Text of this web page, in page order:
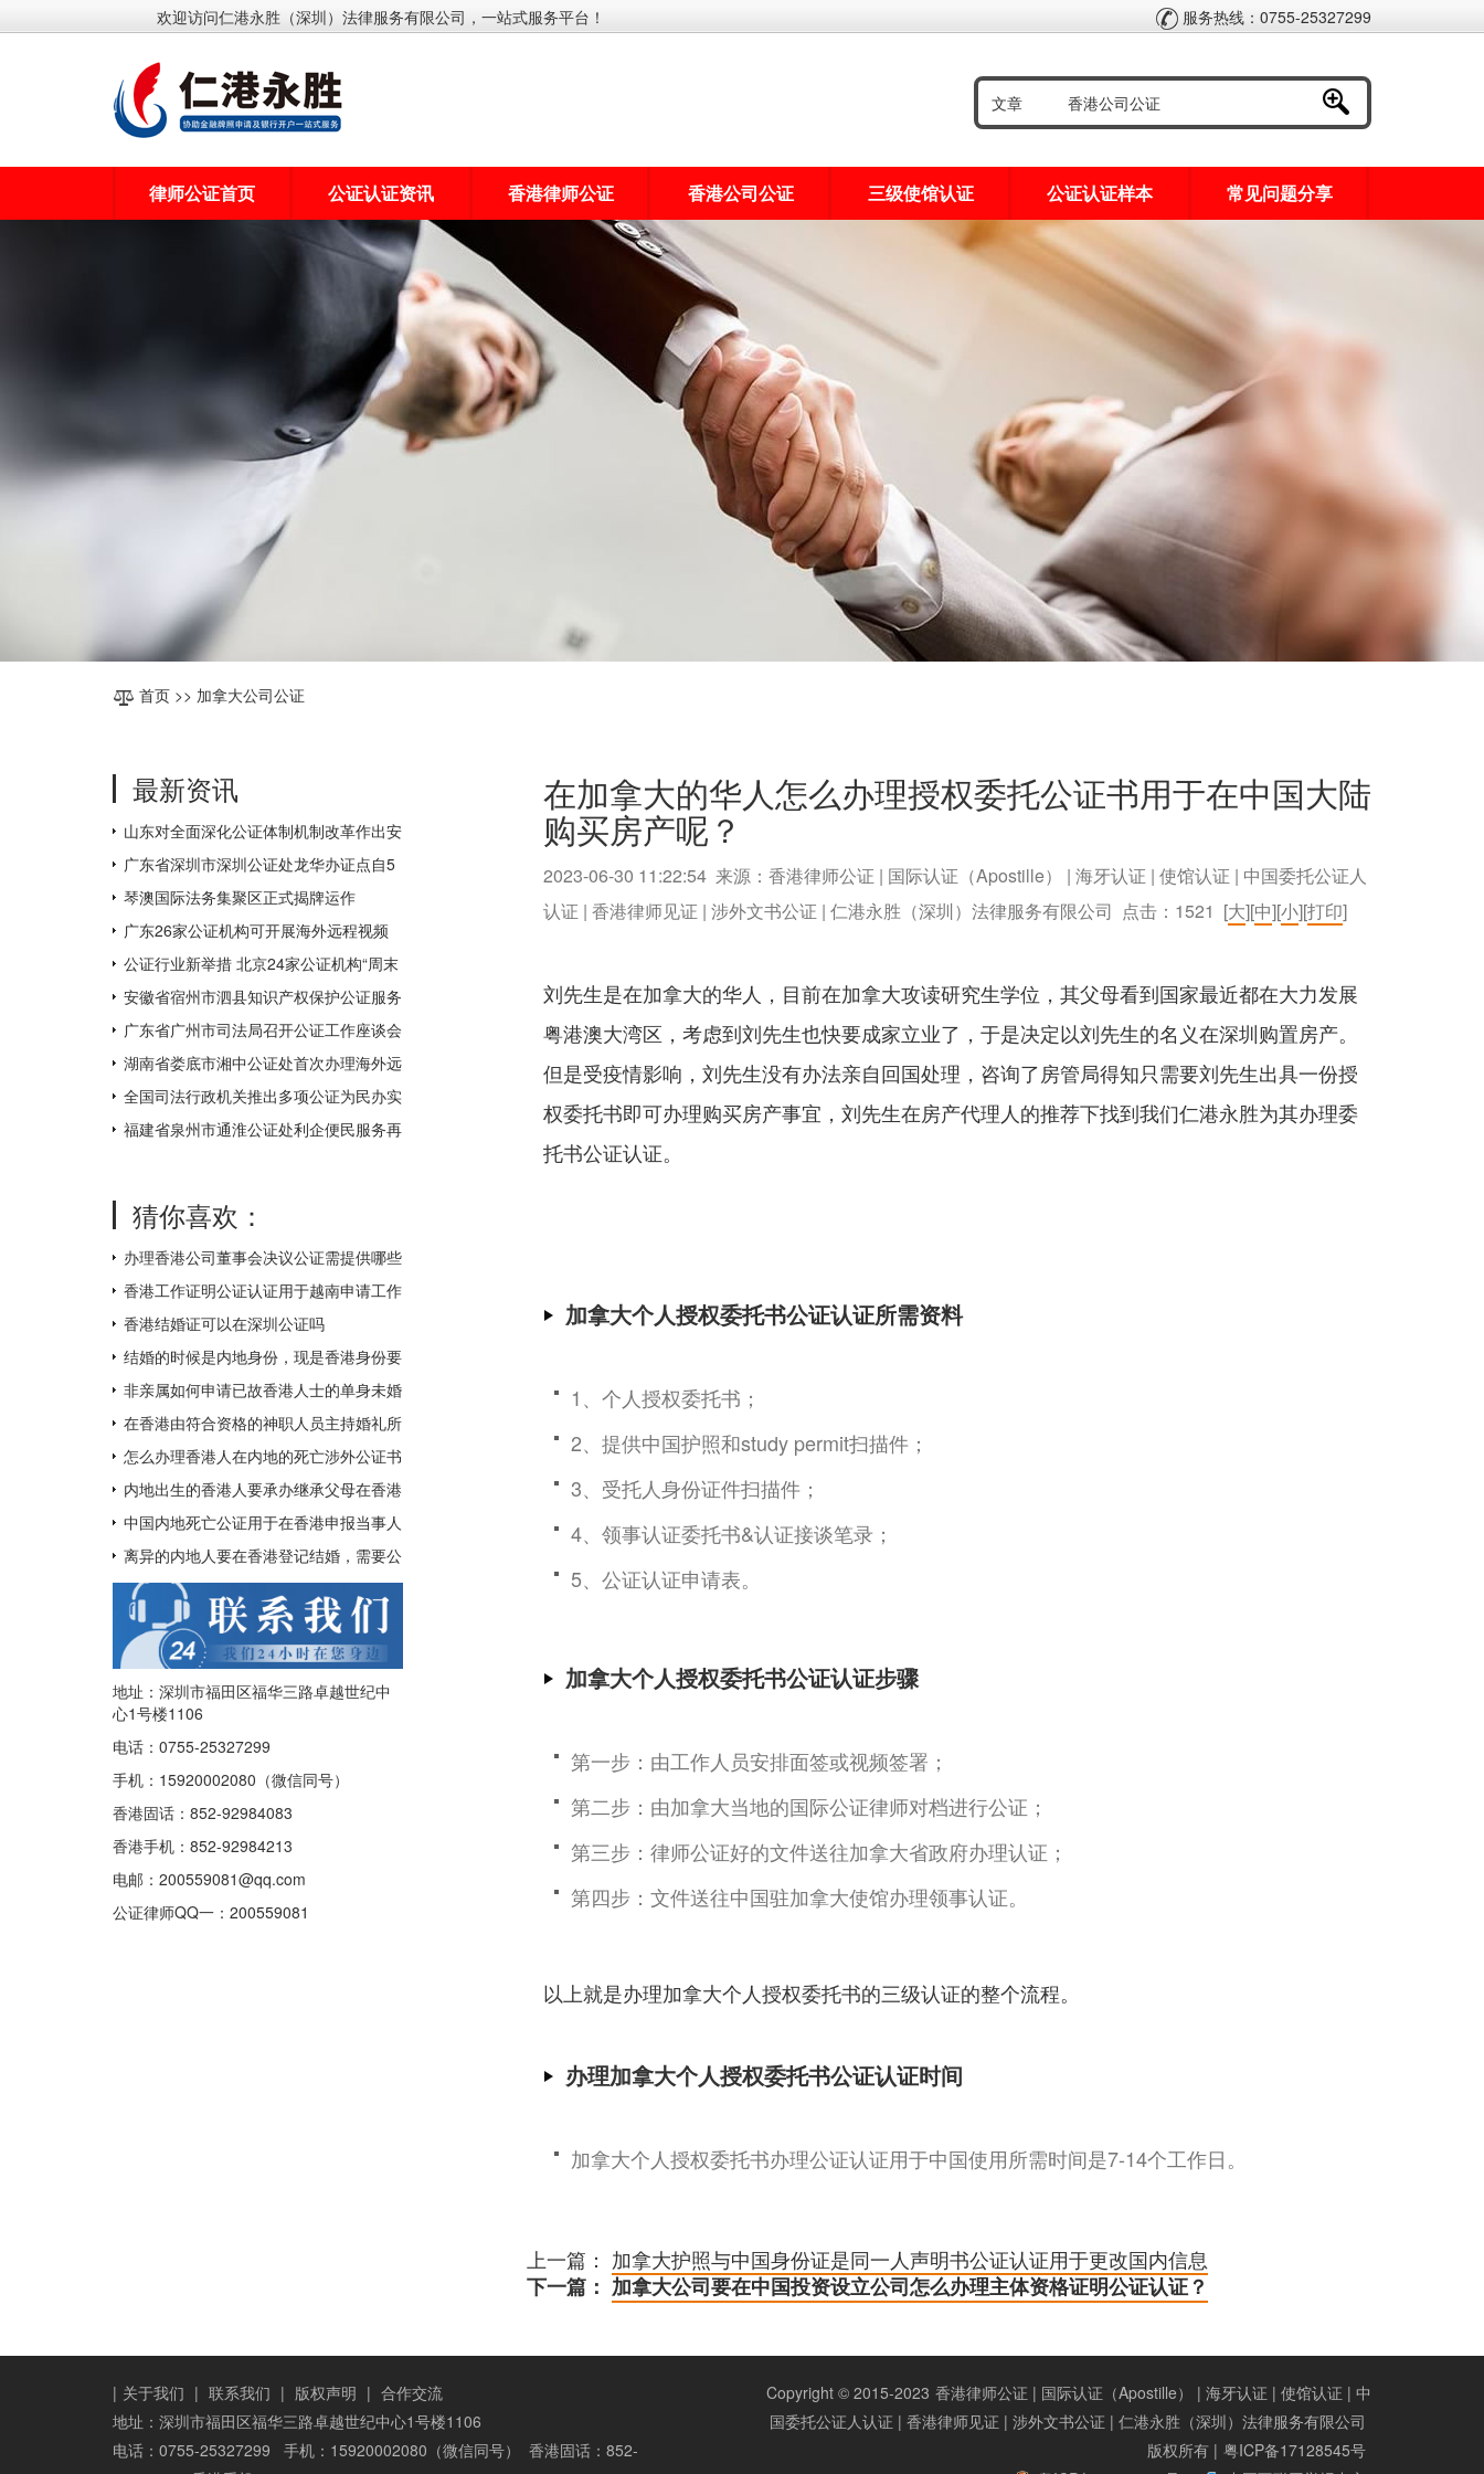
欢迎访问仁港永胜（深圳）法律服务有限公司，一站式服务平台！ 服务热线：0755-25327299
律师公证首页 公证认证资讯 香港律师公证 香港公司公证 三级使馆认证 公证认证样本 常见问题分享
首页 >> 加拿大公司公证
最新资讯
山东对全面深化公证体制机制改革作出安
排部署
广东省深圳市深圳公证处龙华办证点自5
月31日起对外办公
琴澳国际法务集聚区正式揭牌运作
广东26家公证机构可开展海外远程视频
公证，为全国数量最多
公证行业新举措 北京24家公证机构“周末
不打烊
安徽省宿州市泗县知识产权保护公证服务
中心揭牌成立
广东省广州市司法局召开公证工作座谈会
湖南省娄底市湘中公证处首次办理海外远
程视频公证 让距离不再遥远
全国司法行政机关推出多项公证为民办实
事措施
福建省泉州市通淮公证处利企便民服务再
猜你喜欢：
办理香港公司董事会决议公证需提供哪些
附件？
香港工作证明公证认证用于越南申请工作
签证如何办理？
香港结婚证可以在深圳公证吗
结婚的时候是内地身份，现是香港身份要
如何补领香港结婚证呢？
非亲属如何申请已故香港人士的单身未婚
证明文件呢？
在香港由符合资格的神职人员主持婚礼所
得的结婚证书怎么才能得到内地的认可
呢？
怎么办理香港人在内地的死亡涉外公证书
用于配偶在香港再婚？
内地出生的香港人要承办继承父母在香港
的遗产如何办理中国出生公证及认证呢？
中国内地死亡公证用于在香港申报当事人
已经去世及申请注销其香港身份证
离异的内地人要在香港登记结婚，需要公
证香港离婚绝对判令吗？
地址：深圳市福田区福华三路卓越世纪中
心1号楼1106
电话：0755-25327299
手机：15920002080（微信同号）
香港固话：852-92984083
香港手机：852-92984213
电邮：200559081@qq.com
公证律师QQ一： 200559081
在加拿大的华人怎么办理授权委托公证书用于在中国大陆
购买房产呢？
2023-06-30 11:22:54 来源：香港律师公证 | 国际认证（Apostille） | 海牙认证 | 使馆认证 | 中国委托公证人
认证 | 香港律师见证 | 涉外文书公证 | 仁港永胜（深圳）法律服务有限公司 点击： 1521 [大][中][小][打印]
刘先生是在加拿大的华人，目前在加拿大攻读研究生学位，其父母看到国家最近都在大力发展
粤港澳大湾区，考虑到刘先生也快要成家立业了，于是决定以刘先生的名义在深圳购置房产。
但是受疫情影响，刘先生没有办法亲自回国处理，咨询了房管局得知只需要刘先生出具一份授
权委托书即可办理购买房产事宜，刘先生在房产代理人的推荐下找到我们仁港永胜为其办理委
托书公证认证。
加拿大个人授权委托书公证认证所需资料
1、个人授权委托书；
2、提供中国护照和study permit扫描件；
3、受托人身份证件扫描件；
4、领事认证委托书&认证接谈笔录；
5、公证认证申请表。
加拿大个人授权委托书公证认证步骤
第一步：由工作人员安排面签或视频签署；
第二步：由加拿大当地的国际公证律师对档进行公证；
第三步：律师公证好的文件送往加拿大省政府办理认证；
第四步：文件送往中国驻加拿大使馆办理领事认证。
以上就是办理加拿大个人授权委托书的三级认证的整个流程。
办理加拿大个人授权委托书公证认证时间
加拿大个人授权委托书办理公证认证用于中国使用所需时间是7-14个工作日。
上一篇： 加拿大护照与中国身份证是同一人声明书公证认证用于更改国内信息
下一篇： 加拿大公司要在中国投资设立公司怎么办理主体资格证明公证认证？
| 关于我们 | 联系我们 | 版权声明 | 合作交流
地址：深圳市福田区福华三路卓越世纪中心1号楼1106
电话：0755-25327299 手机：15920002080（微信同号） 香港固话：852-
Copyright © 2015-2023 香港律师公证 | 国际认证（Apostille） | 海牙认证 | 使馆认证 | 中
国委托公证人认证 | 香港律师见证 | 涉外文书公证 | 仁港永胜（深圳）法律服务有限公司
版权所有 | 粤ICP备17128545号